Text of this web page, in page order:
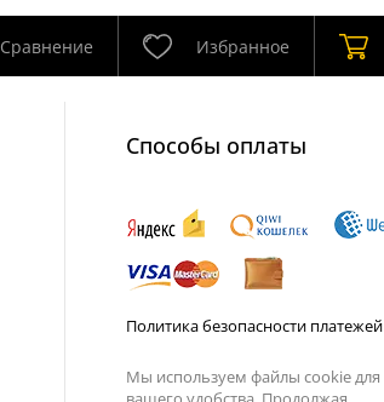
Сравнение Избранное
Способы оплаты
Политика безопасности платежей
Мы используем файлы cookie для